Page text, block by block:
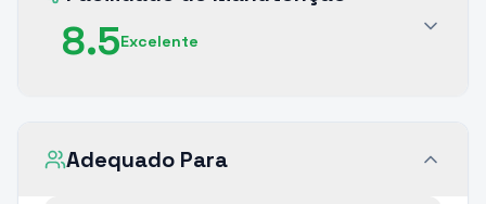
8.5Excelente
Adequado Para